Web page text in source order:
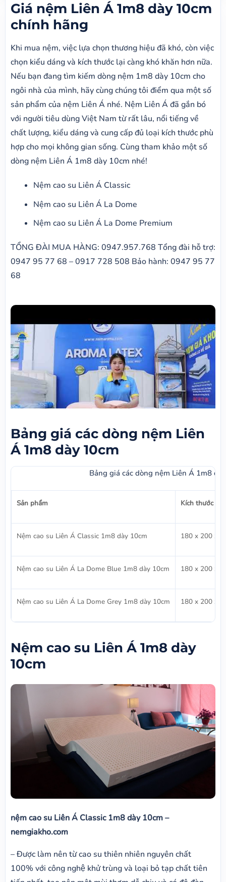
Giá nệm Liên Á 1m8 dày 10cm
chính hãng
Khi mua nệm, việc lựa chọn thương hiệu đã khó, còn việc
chọn kiểu dáng và kích thước lại càng khó khăn hơn nữa.
Nếu bạn đang tìm kiếm dòng nệm 1m8 dày 10cm cho
ngôi nhà của mình, hãy cùng chúng tôi điểm qua một số
sản phẩm của nệm Liên Á nhé. Nệm Liên Á đã gắn bó
với người tiêu dùng Việt Nam từ rất lâu, nổi tiếng về
chất lượng, kiểu dáng và cung cấp đủ loại kích thước phù
hợp cho mọi không gian sống. Cùng tham khảo một số
dòng nệm Liên Á 1m8 dày 10cm nhé!
Nệm cao su Liên Á Classic
Nệm cao su Liên Á La Dome
Nệm cao su Liên Á La Dome Premium
TỔNG ĐÀI MUA HÀNG: 0947.957.768 Tổng đài hỗ trợ:
0947 95 77 68 – 0917 728 508 Bảo hành: 0947 95 77
68
Bảng giá các dòng nệm Liên
Á 1m8 dày 10cm
Bảng giá các dòng nệm Liên Á 1m8
Sản phẩm Kích thước
Nệm cao su Liên Á Classic 1m8 dày 10cm 180 x 200 x
Nệm cao su Liên Á La Dome Blue 1m8 dày 10cm 180 x 200 x
Nệm cao su Liên Á La Dome Grey 1m8 dày 10cm 180 x 200 x
Nệm cao su Liên Á 1m8 dày
10cm
nệm cao su Liên Á Classic 1m8 dày 10cm –
nemgiakho.com
– Được làm nên từ cao su thiên nhiên nguyên chất
100% với công nghệ khử trùng và loại bỏ tạp chất tiên